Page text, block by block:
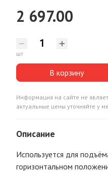
2 697.00
шт
В корзину
Информация на сайте не
актуальные цены уточняйте у
Описание
Используется для
горизонтальном